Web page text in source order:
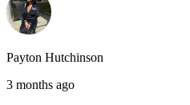
Payton Hutchinson
3 months ago